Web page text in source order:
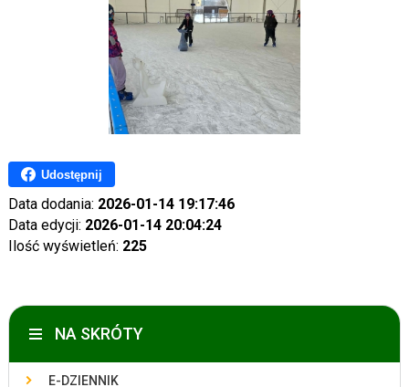
Udostępnij
Data dodania: 2026-01-14 19:17:46
Data edycji: 2026-01-14 20:04:24
Ilość wyświetleń: 225
NA SKRÓTY
E-DZIENNIK